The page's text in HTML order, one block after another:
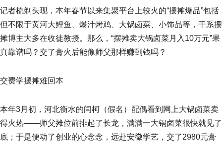
记者梳剃头现，本年春节以来集聚平台上较火的“摆摊爆品”包括
但不限于黄河大鲤鱼、爆汁烤鸡、大锅卤菜、小饰品等，干系摆
摊博主大多在收徒教授。那么，“摆摊卖大锅卤菜月入10万元”果
真靠谱吗？交了膏火后能像师父那样赚到钱吗？
交费学摆摊难回本
本年3月初，河北衡水的闫柯（假名）配偶看到网上大锅卤菜卖
得火热——师父摊位前排起了长龙，满满一大锅卤菜很快就见了
底；于是便动了创业的心念念，远赴安徽学艺，交了2980元膏